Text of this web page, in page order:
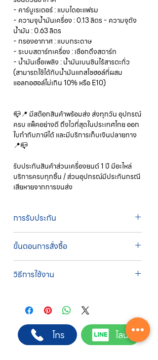
- คาร์บูเรเตอร์ : แบบไดอะแฟรม
- ความจุน้ำมันเครื่อง : 0.13 ลิตร - ความจุถัง
น้ำมัน : 0.63 ลิตร
- กรองอากาศ : แบบกระดาษ
- ระบบสตาร์ทเครื่อง : เชือกดึงสตาร์ท
- น้ำมันเชื้อเพลิง : น้ำมันเบนซินไร้สารตะกั่ว
(สามารถใช้ได้กับน้ำมันแกสโซฮอล์ที่ผสม
แอลกอฮอล์ไม่เกิน 10% หรือ E10)
📪📍 มีสต๊อกสินค้าพร้อมส่ง ส่งทุกวัน อุปกรณ์
ครบ แพ็คอย่างดี ถึงไวที่สุดในประเทศไทย ออก
ใบกำกับภาษีได้ และมีบริการเก็บเงินปลายทาง
📍📪
รับประกันสินค้าส่วนเครื่องยนต์ 1 ปี มีอะไหล่
บริการครบทุกชิ้น / ส่วนอุปกรณ์มีประกันกรณี
เสียหายจากการขนส่ง
การรับประกัน
ขั้นตอนการสั่งซื้อ
ฝ่ายขายโดยตรง เพื่อความถูกต้องของข้อมูล
1. แคปหน้าจอสินค้า หรือคัดลอกลิงก์สินค้าที่
ต้องการ
2. ติดต่อเจ้าหน้าที่ฝ่ายขายทาง Line ID :
@sahawat
(มี @ ด้านหน้า)
3. แจ้งข้อความ“ขอใบเสนอราคา / สั่งซื้อสินค้า”
วิธีการใช้งาน
2. เปลี่ยนน้ำมันเครื่องเมื่อใช้ 10 ชั่วโมงแรก และ
เปลี่ยนทุกๆ 50 ชั่วโมง
3. ปิดโช๊คอากาศ เมื่อเครื่องเย็นก่อนการสตาร์ท
4. เมื่อสตาร์ทติดแล้วให้เปิดโช๊คอากาศ
โทร ไลน์